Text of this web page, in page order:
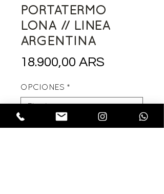
PORTATERMO
LONA // LINEA
ARGENTINA
18.900,00 ARS
OPCIONES *
Cantidad *